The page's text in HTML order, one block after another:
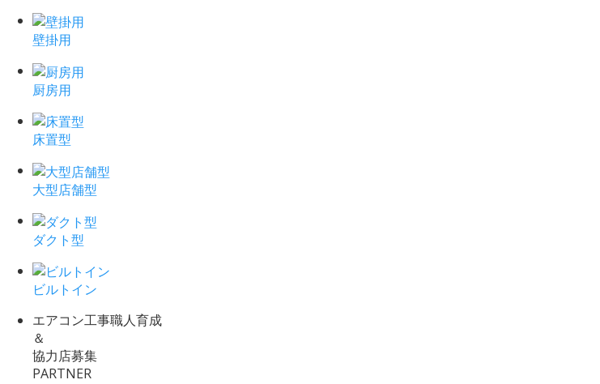
壁掛用
厨房用
床置型
大型店舗型
ダクト型
ビルトイン
エアコン工事職人育成
＆
協力店募集
PARTNER